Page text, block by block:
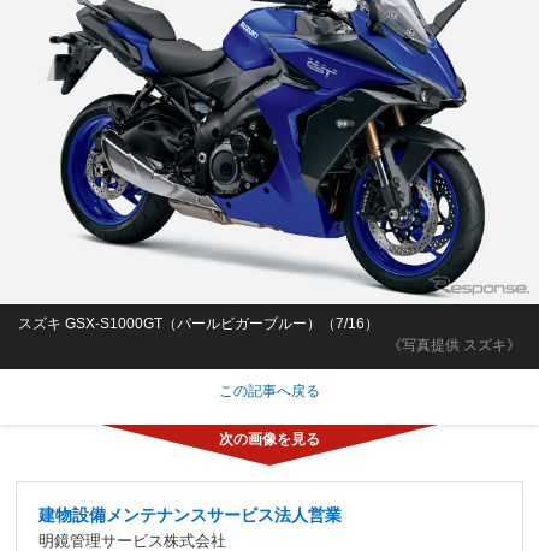
《写真提供 スズキ》
スズキ GSX-S1000GT（パールビガーブルー）（7/16）
この記事へ戻る
建物設備メンテナンスサービス法人営業
明鏡管理サービス株式会社